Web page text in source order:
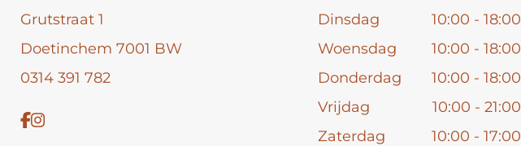
Grutstraat 1
Doetinchem 7001 BW
0314 391 782
Dinsdag
10:00 - 18:00
Woensdag
10:00 - 18:00
Donderdag
10:00 - 18:00
Vrijdag
10:00 - 21:00
Zaterdag
10:00 - 17:00